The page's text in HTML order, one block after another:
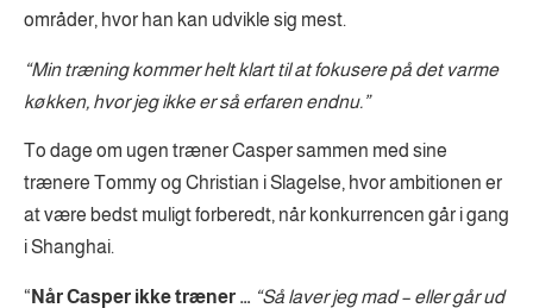
områder, hvor han kan udvikle sig mest.
“Min træning kommer helt klart til at fokusere på det varme
køkken, hvor jeg ikke er så erfaren endnu.”
To dage om ugen træner Casper sammen med sine
trænere Tommy og Christian i Slagelse, hvor ambitionen er
at være bedst muligt forberedt, når konkurrencen går i gang
i Shanghai.
“ Når Casper ikke træner … “Så laver jeg mad – eller går ud